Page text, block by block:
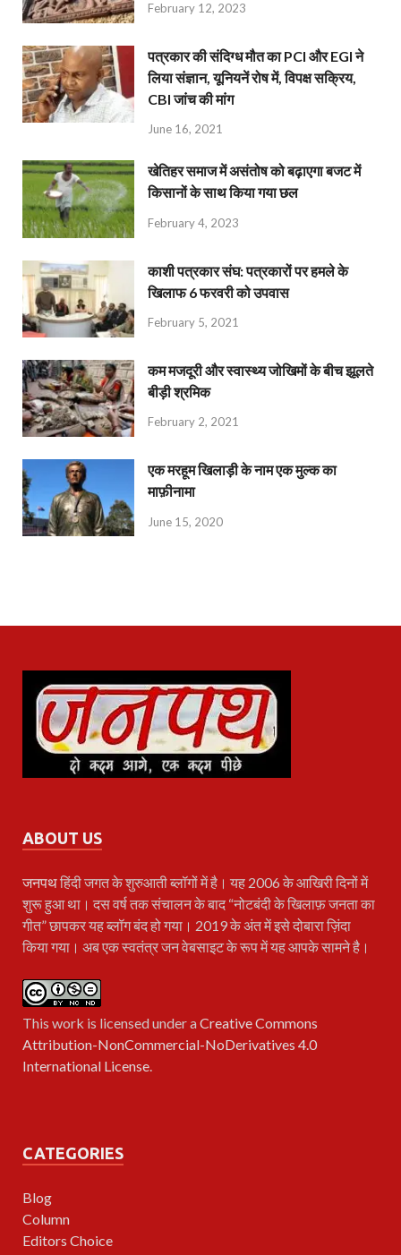
February 12, 2023
पत्रकार की संदिग्ध मौत का PCI और EGI ने
लिया संज्ञान, यूनियनें रोष में, विपक्ष सक्रिय,
CBI जांच की मांग
June 16, 2021
खेतिहर समाज में असंतोष को बढ़ाएगा बजट में
किसानों के साथ किया गया छल
February 4, 2023
काशी पत्रकार संघ: पत्रकारों पर हमले के
खिलाफ 6 फरवरी को उपवास
February 5, 2021
कम मजदूरी और स्वास्थ्य जोखिमों के बीच झूलते
बीड़ी श्रमिक
February 2, 2021
एक मरहूम खिलाड़ी के नाम एक मुल्क का
माफ़ीनामा
June 15, 2020
ABOUT US
जनपथहिंदी जगत के शुरुआती ब्लॉगों में है। यह 2006 के आखिरी दिनों में
शुरू हुआ था। दस वर्ष तक संचालन के बाद “नोटबंदी के खिलाफ़ जनता का
गीत” छापकर यह ब्लॉग बंद हो गया। 2019 के अंत में इसे दोबारा ज़िंदा
किया गया। अब एक स्वतंत्र जन वेबसाइट के रूप में यह आपके सामने है।
This work is licensed under aCreative Commons
Attribution-NonCommercial-NoDerivatives 4.0
International License.
CATEGORIES
Blog
Column
Editors Choice